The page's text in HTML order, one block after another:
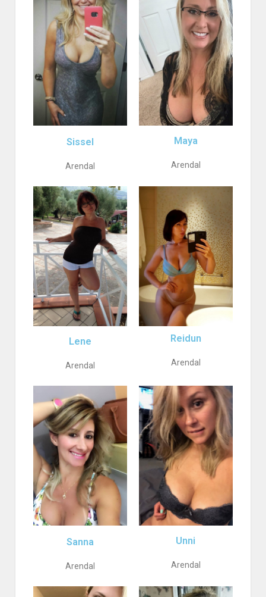
Sissel
Arendal
Maya
Arendal
Lene
Arendal
Reidun
Arendal
Sanna
Arendal
Unni
Arendal